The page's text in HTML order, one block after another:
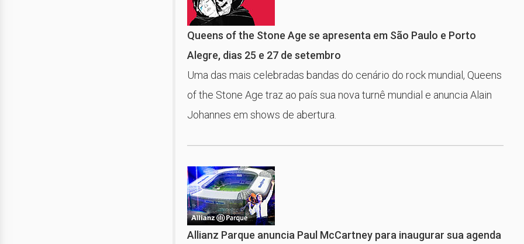
Queens of the Stone Age se apresenta em São Paulo e Porto
Alegre, dias 25 e 27 de setembro
Uma das mais celebradas bandas do cenário do rock mundial, Queens
of the Stone Age traz ao país sua nova turnê mundial e anuncia Alain
Johannes em shows de abertura.
Allianz Parque anuncia Paul McCartney para inaugurar sua agenda